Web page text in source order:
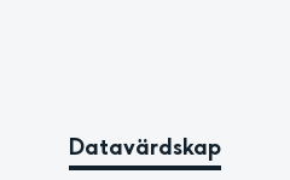
Datavärdskap